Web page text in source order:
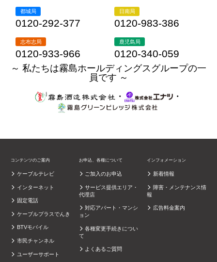
都城局
0120-292-377
日南局
0120-983-386
志布志局
0120-933-966
鹿児島局
0120-340-059
～ 私たちは霧島ホールディングスグループの一
員です ～
・
・
コンテンツのご案内
ケーブルテレビ
インターネット
固定電話
ケーブルプラスでんき
BTVモバイル
市民チャンネル
ユーザーサポート
お申込、各種について
ご加入のお申込
サービス提供エリア・
代理店
対応アパート・マンシ
ョン
各種変更手続きについ
て
よくあるご質問
インフォメーション
新着情報
障害・メンテナンス情
報
広告料金案内